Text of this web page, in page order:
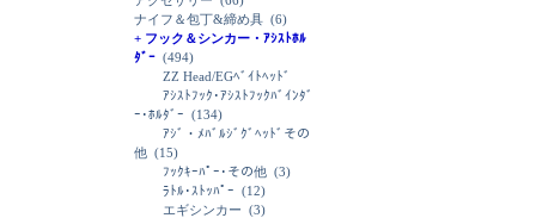
ナイフ＆包丁&締め具 (6)
+ フック＆シンカー・ｱｼｽﾄﾎﾙ
ﾀﾞｰ (494)
ZZ Head/EGﾍﾞｲﾄﾍｯﾄﾞ
ｱｼｽﾄﾌｯｸ･ｱｼｽﾄﾌｯｸﾊﾞｲﾝﾀﾞ
ｰ･ﾎﾙﾀﾞｰ (134)
ｱｼﾞ・ﾒﾊﾞﾙｼﾞｸﾞﾍｯﾄﾞその
他 (15)
ﾌｯｸｷｰﾊﾟｰ･その他 (3)
ﾗﾄﾙ･ｽﾄｯﾊﾟｰ (12)
エギシンカー (3)